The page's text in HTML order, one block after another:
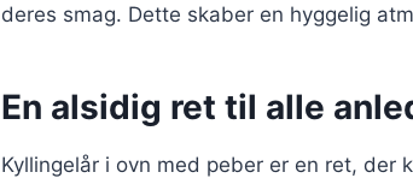
deres smag. Dette skaber en hyggelig
En alsidig ret til alle
Kyllingelår i ovn med peber er en ret, der